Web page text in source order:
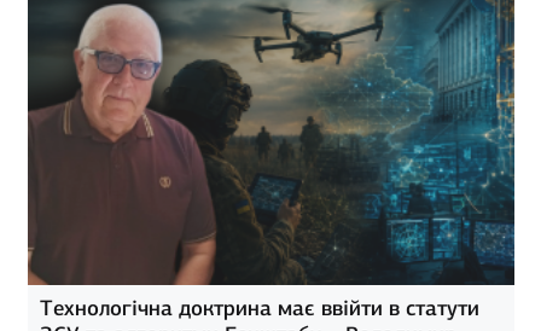
Технологічна доктрина має ввійти в статути